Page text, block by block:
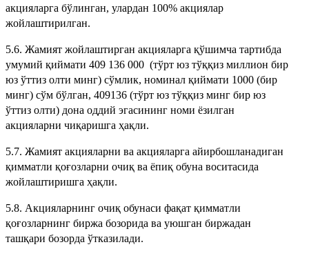
акцияларга бўлинган, улардан 100% акциялар
жойлаштирилган.
5.6. Жамият жойлаштирган акцияларга қўшимча тартибда
умумий қиймати 409 136 000 (тўрт юз тўққиз миллион бир
юз ўттиз олти минг) сўмлик, номинал қиймати 1000 (бир
минг) сўм бўлган, 409136 (тўрт юз тўққиз минг бир юз
ўттиз олти) дона оддий эгасининг номи ёзилган
акцияларни чиқаришга ҳақли.
5.7. Жамият акцияларни ва акцияларга айирбошланадиган
қимматли қоғозларни очиқ ва ёпиқ обуна воситасида
жойлаштиришга ҳақли.
5.8. Акцияларнинг очиқ обунаси фақат қимматли
қоғозларнинг биржа бозорида ва уюшган биржадан
ташқари бозорда ўтказилади.